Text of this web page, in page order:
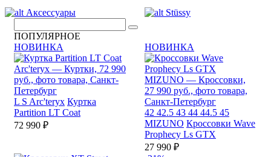
Аксессуары
Stüssy
ПОПУЛЯРНОЕ
НОВИНКА
L S Arc'teryx Куртка
Partition LT Coat
72 990 ₽
НОВИНКА
42 42.5 43 44 44.5 45
MIZUNO Кроссовки Wave
Prophecy Ls GTX
27 990 ₽